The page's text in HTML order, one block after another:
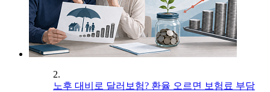
2.
노후 대비로 달러보험? 환율 오르면 보험료 부담